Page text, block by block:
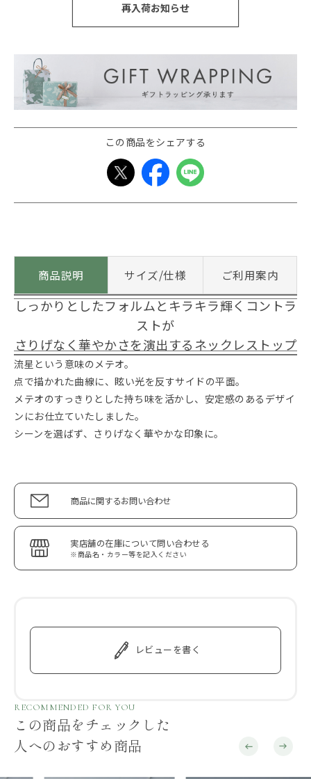
再入荷お知らせ
この商品をシェアする
商品説明 サイズ/仕様 ご利用案内
しっかりとしたフォルムとキラキラ輝くコントラ
ストが
さりげなく華やかさを演出するネックレストップ
流星という意味のメテオ。
点で描かれた曲線に、眩い光を反すサイドの平面。
メテオのすっきりとした持ち味を活かし、安定感のあるデザイ
ンにお仕立ていたしました。
シーンを選ばず、さりげなく華やかな印象に。
商品に関するお問い合わせ
実店舗の在庫について問い合わせる
※商品名・カラー等を記入ください
レビューを書く
RECOMMENDED FOR YOU
この商品をチェックした
人へのおすすめ商品